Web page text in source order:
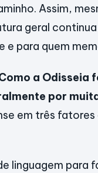
Assim,
geral
e para quem
a Odisseia
por
em três fatores
linguagem para